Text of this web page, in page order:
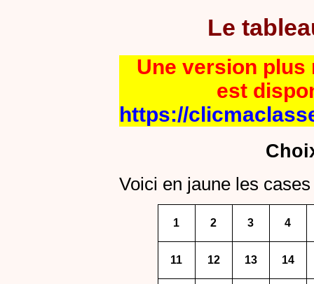
Le
Une version plus
est
https://
Voici en jaune les
1 2 3 4
11 12 13 14